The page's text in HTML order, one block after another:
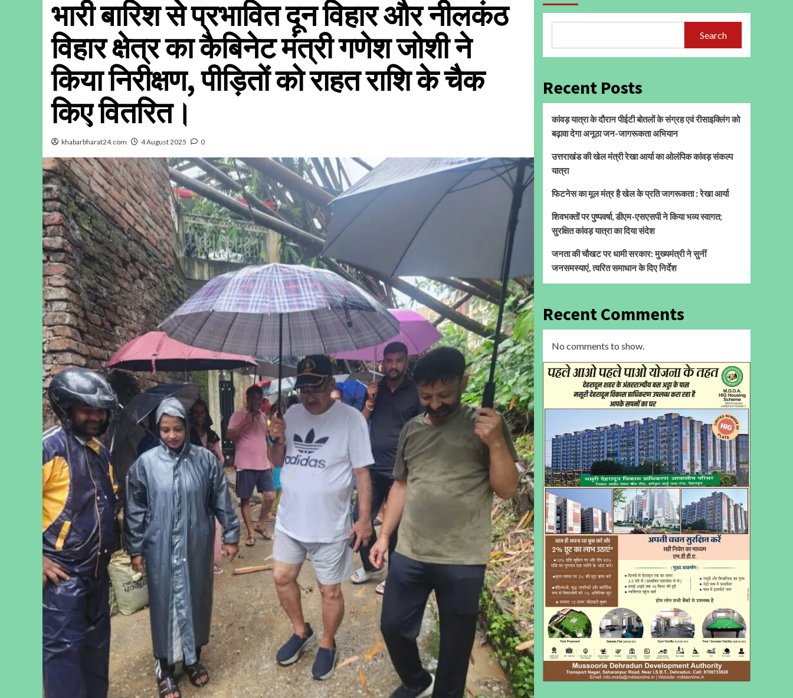
भारी बारिश से प्रभावित दून विहार और नीलकंठ
विहार क्षेत्र का कैबिनेट मंत्री गणेश जोशी ने
किया निरीक्षण, पीड़ितों को राहत राशि के चैक
किए वितरित।
khabarbharat24.com 4 August 2025 0
Search
Recent Posts
कांवड़ यात्रा के दौरान पीईटी बोतलों के संग्रह एवं रीसाइक्लिंग को
बढ़ावा देगा अनूठा जन-जागरूकता अभियान
उत्तराखंड की खेल मंत्री रेखा आर्या का ओलंपिक कांवड़ संकल्प
यात्रा
फिटनेस का मूल मंत्र है खेल के प्रति जागरूकता : रेखा आर्या
शिवभक्तों पर पुष्पवर्षा, डीएम-एसएसपी ने किया भव्य स्वागत;
सुरक्षित कांवड़ यात्रा का दिया संदेश
जनता की चौखट पर धामी सरकार: मुख्यमंत्री ने सुनीं
जनसमस्याएं, त्वरित समाधान के दिए निर्देश
Recent Comments
No comments to show.